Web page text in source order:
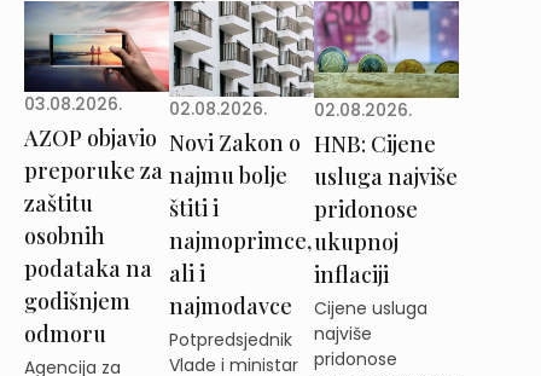
03.08.2026.
AZOP objavio
preporuke za
zaštitu
osobnih
podataka na
godišnjem
odmoru
Agencija za
02.08.2026.
Novi Zakon o
najmu bolje
štiti i
najmoprimce,
ali i
najmodavce
Potpredsjednik
Vlade i ministar
02.08.2026.
HNB: Cijene
usluga najviše
pridonose
ukupnoj
inflaciji
Cijene usluga
najviše
pridonose